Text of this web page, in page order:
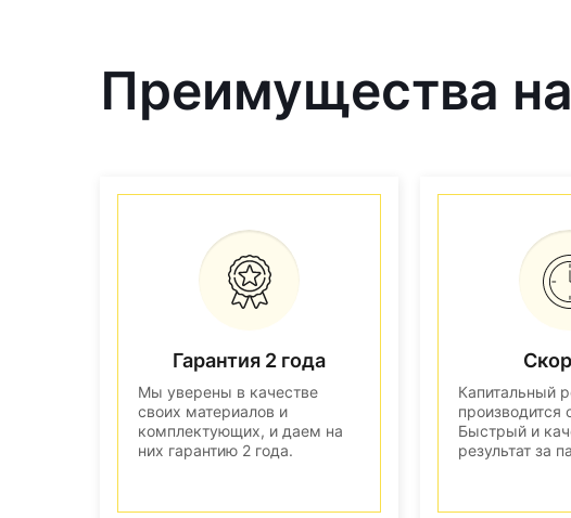
Преимущества
Гарантия 2 года
Мы уверены в качестве
своих материалов и
комплектующих, и даем на
них гарантию 2 года.
Капитальный
производится
Быстрый и
результат за